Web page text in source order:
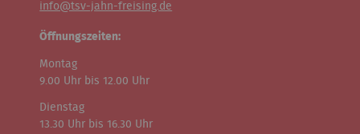
info@tsv-jahn-freising.de
Öffnungszeiten:
Montag
9.00 Uhr bis 12.00 Uhr
Dienstag
13.30 Uhr bis 16.30 Uhr